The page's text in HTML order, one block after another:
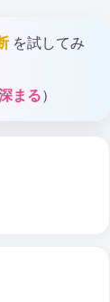
を試してみ
まる）